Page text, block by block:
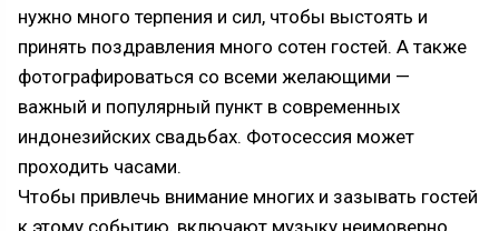
нужно много терпения и сил, чтобы выстоять и
принять поздравления много сотен гостей. А также
фотографироваться со всеми желающими —
важный и популярный пункт в современных
индонезийских свадьбах. Фотосессия может
проходить часами.
Чтобы привлечь внимание многих и зазывать гостей